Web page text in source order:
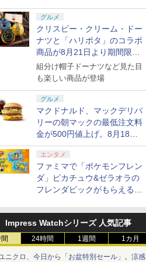
グルメ
クリスピー・クリーム・ドー
ナツと「ハリポタ」のコラボ
商品が8月21日より期間限定
で発売
組分け帽子ドーナツなど見た目
も楽しい商品が登場
グルメ
マクドナルド、マックデリバ
リーの朝マックの最低注文料
金が500円値上げ。8月18日
より1,500円から受付
エンタメ
ファミマで「ポケモンフレン
ダ」ピカチュウ&ゼラオラの
フレンダピックがもらえるキ
Impress Watchシリーズ 人気記事
24時間 1週間 1カ月
ニクロ、今日から「お盆特別セール」。涼感